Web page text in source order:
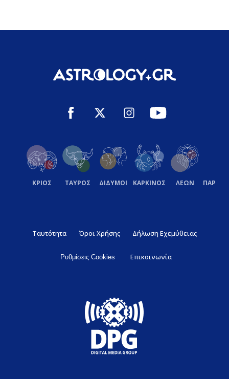
ΚΡΙΟΣ ΤΑΥΡΟΣ ΔΙΔΥΜΟΙ ΚΑΡΚΙΝΟΣ ΛΕΩΝ
Ταυτότητα Όροι Χρήσης Δήλωση Εχεμύθειας
Ρυθμίσεις Cookies Επικοινωνία